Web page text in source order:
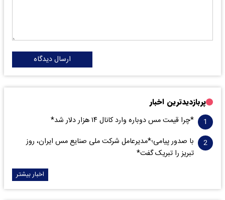
ارسال دیدگاه
پربازدیدترین اخبار
*چرا قیمت مس دوباره وارد کانال ۱۴ هزار دلار شد*
با صدور پیامی؛*مدیرعامل شرکت ملی صنایع مس ایران، روز
تبریز را تبریک گفت*
اخبار بیشتر